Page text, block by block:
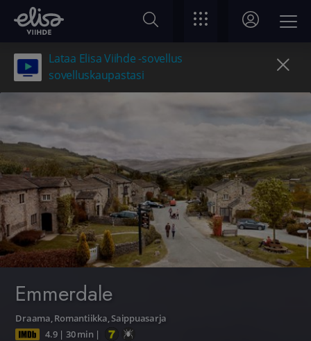
Lataa Elisa Viihde -sovellus
sovelluskaupastasi
Emmerdale
Draama,Romantiikka,Saippuasarja
4.9| 30 min |